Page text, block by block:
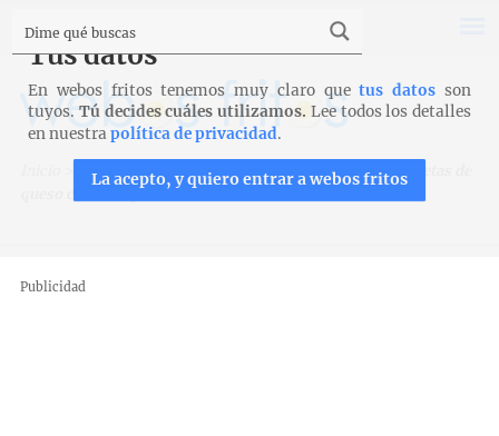
Recetas Bizcochos, magdalenas y galletas >
queso cremoso para amasadora
Publicidad
Tus datos
En webos fritos tenemos muy claro quetus datos son
tuyos. Tú decides cuáles utilizamos. Lee todos los detalles
en nuestrapolítica de privacidad.
La acepto, y quiero entrar a webos fritos